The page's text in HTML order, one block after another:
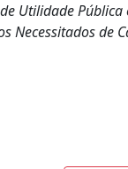
Utilidade
de